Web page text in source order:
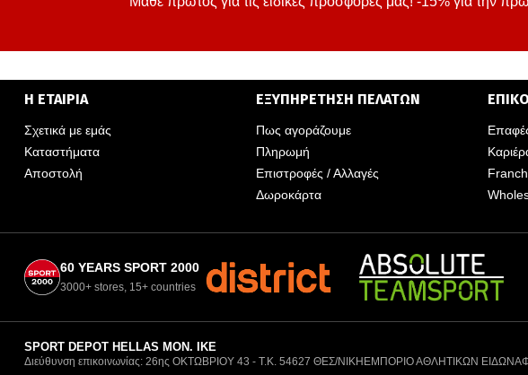
Η ΕΤΑΙΡΙΑ
Σχετικά με εμάς
Καταστήματα
Αποστολή
ΕΞΥΠΗΡΕΤΗΣΗ ΠΕΛΑΤΩΝ
Πως αγοράζουμε
Πληρωμή
Επιστροφές / Αλλαγές
Δωροκάρτα
60 YEARS SPORT 2000
3000+ stores, 15+ countries
SPORT DEPOT HELLAS ΜΟΝ. ΙΚΕ
Διεύθυνση επικοινωνίας: 26ης ΟΚΤΩΒΡΙΟΥ 43 - Τ.Κ. 54627 ΘΕΣ/ΝΙΚΗΕΜΠΟΡΙΟ ΑΘΛΗΤΙΚΩΝ ΕΙΔΩΝ